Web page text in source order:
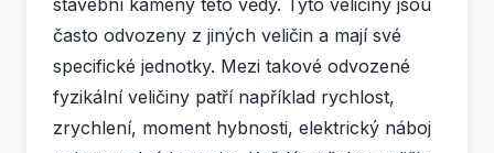
stavební kameny této vědy. Tyto veličiny jsou
často odvozeny z jiných veličin a mají své
specifické jednotky. Mezi takové odvozené
fyzikální veličiny patří například rychlost,
zrychlení, moment hybnosti, elektrický náboj